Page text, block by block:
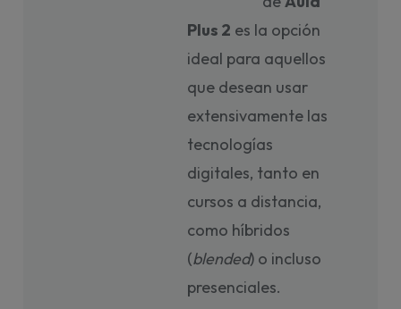
Plus 2 es la opción
ideal para aquellos
que desean usar
extensivamente las
tecnologías
digitales, tanto en
cursos a distancia,
como híbridos
(blended) o incluso
presenciales.